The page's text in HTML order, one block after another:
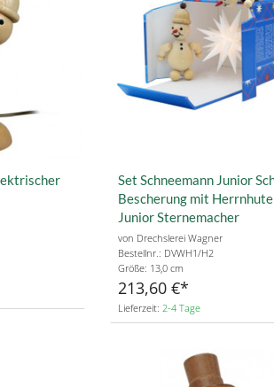
Set Schneemann Junior
Bescherung mit
Junior Sternemacher
von Drechslerei Wagner
Bestellnr.: DVWH1/H2
Größe: 13,0 cm
213,60 €
Lieferzeit: 2-4 Tage